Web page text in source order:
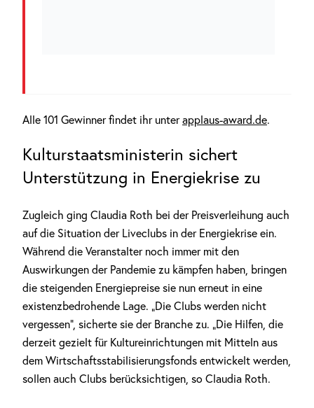
Alle 101 Gewinner findet ihr unterapplaus-award.de.
Kulturstaatsministerin sichert
Unterstützung in Energiekrise zu
Zugleich ging Claudia Roth bei der Preisverleihung auch
auf die Situation der Liveclubs in der Energiekrise ein.
Während die Veranstalter noch immer mit den
Auswirkungen der Pandemie zu kämpfen haben, bringen
die steigenden Energiepreise sie nun erneut in eine
existenzbedrohende Lage. „Die Clubs werden nicht
vergessen“, sicherte sie der Branche zu. „Die Hilfen, die
derzeit gezielt für Kultureinrichtungen mit Mitteln aus
dem Wirtschaftsstabilisierungsfonds entwickelt werden,
sollen auch Clubs berücksichtigen, so Claudia Roth.